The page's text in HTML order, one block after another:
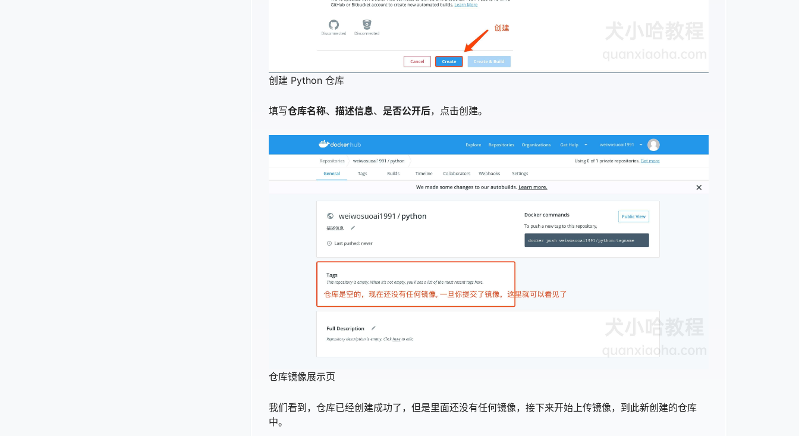
创建 Python 仓库
填写仓库名称、 描述信息、 是否公开后，点击创建。
仓库镜像展示页
我们看到，仓库已经创建成功了，但是里面还没有任何镜像，接下来开始上传镜像，到此新创建的仓库
中。